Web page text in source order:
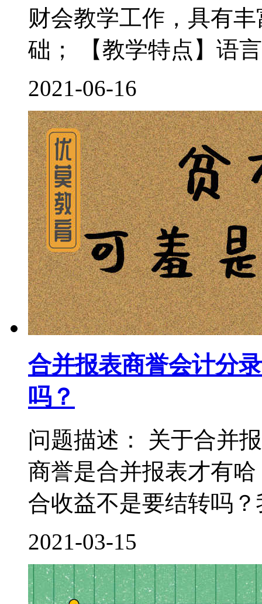
财会教学工作，具有
础； 【教学特点】语
2021-06-16
合并报表商誉会计分
吗？
问题描述： 关于合并
商誉是合并报表才有
合收益不是要结转吗
2021-03-15